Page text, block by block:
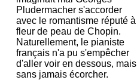
Pludermacher s'accorder
avec le romantisme réputé à
fleur de peau de Chopin.
Naturellement, le pianiste
français n'a pu s'empêcher
d'aller voir en dessous, mais
sans jamais écorcher.